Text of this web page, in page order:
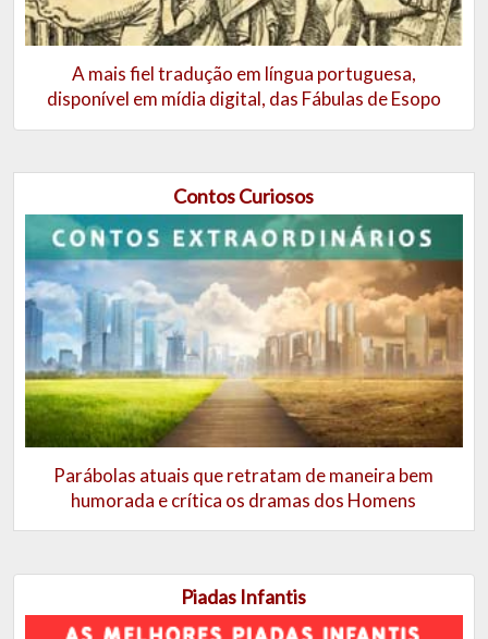
A mais fiel tradução em língua portuguesa,
disponível em mídia digital, das Fábulas de Esopo
Contos Curiosos
Parábolas atuais que retratam de maneira bem
humorada e crítica os dramas dos Homens
Piadas Infantis